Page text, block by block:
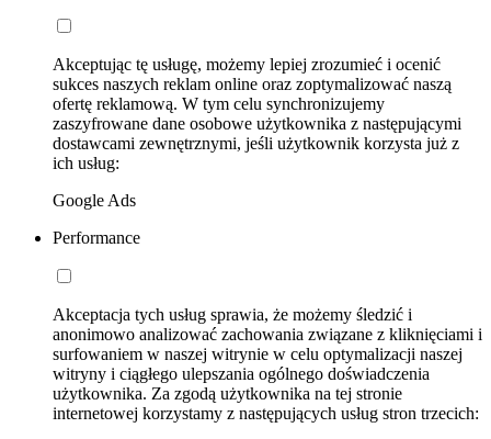
Akceptując tę usługę, możemy lepiej zrozumieć i ocenić
sukces naszych reklam online oraz zoptymalizować naszą
ofertę reklamową. W tym celu synchronizujemy
zaszyfrowane dane osobowe użytkownika z następującymi
dostawcami zewnętrznymi, jeśli użytkownik korzysta już z
ich usług:
Google Ads
Performance
Akceptacja tych usług sprawia, że możemy śledzić i
anonimowo analizować zachowania związane z kliknięciami i
surfowaniem w naszej witrynie w celu optymalizacji naszej
witryny i ciągłego ulepszania ogólnego doświadczenia
użytkownika. Za zgodą użytkownika na tej stronie
internetowej korzystamy z następujących usług stron trzecich: